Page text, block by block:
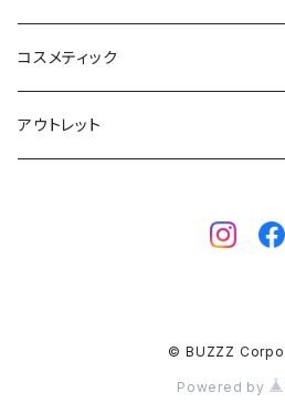
SUP
GO NATURE
MAHALO
ブーツ
グローブ
コスメティック
アウトレット
© BUZZZ
Powered by